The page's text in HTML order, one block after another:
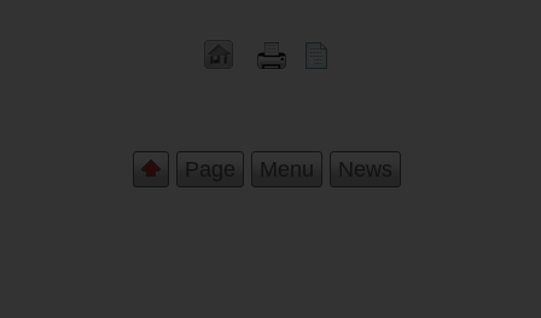
Page Menu News